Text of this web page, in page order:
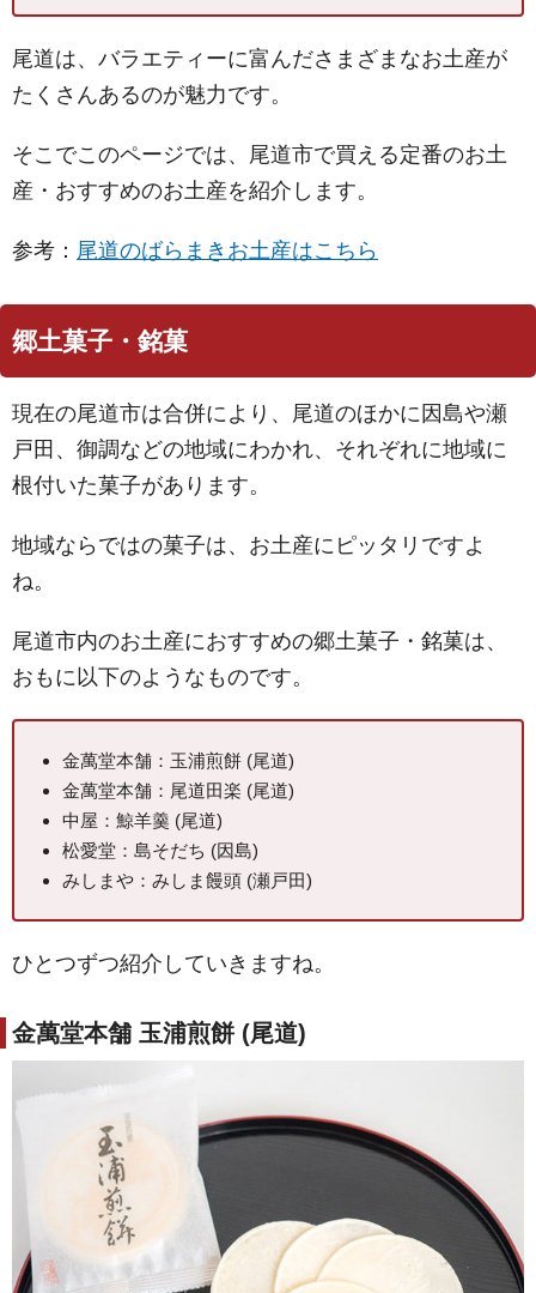
尾道は、バラエティーに富んださまざまなお土産が
たくさんあるのが魅力です。
そこでこのページでは、尾道市で買える定番のお土
産・おすすめのお土産を紹介します。
参考： 尾道のばらまきお土産はこちら
郷土菓子・銘菓
現在の尾道市は合併により、尾道のほかに因島や瀬
戸田、御調などの地域にわかれ、それぞれに地域に
根付いた菓子があります。
地域ならではの菓子は、お土産にピッタリですよ
ね。
尾道市内のお土産におすすめの郷土菓子・銘菓は、
おもに以下のようなものです。
金萬堂本舗：玉浦煎餅 (尾道)
金萬堂本舗：尾道田楽 (尾道)
中屋：鯨羊羹 (尾道)
松愛堂：島そだち (因島)
みしまや：みしま饅頭 (瀬戸田)
ひとつずつ紹介していきますね。
金萬堂本舗 玉浦煎餅 (尾道)